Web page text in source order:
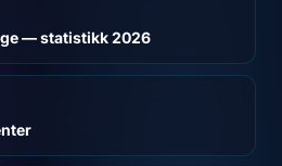
— statistikk 2026